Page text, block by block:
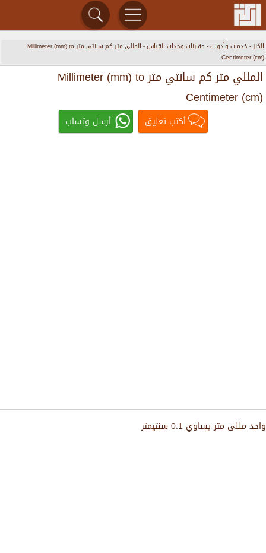
الكنز-خدمات وأدوات- مقارنات وحدات القياس-
المللي متر كم سانتي متر Millimeter (mm) to
Centimeter (cm)
المللي متر كم سانتي متر Millimeter (mm) to
Centimeter (cm)
أكتب تعليق أرسل وتساب
واحد مللى متر يساوي 0.1 سنتيمتر